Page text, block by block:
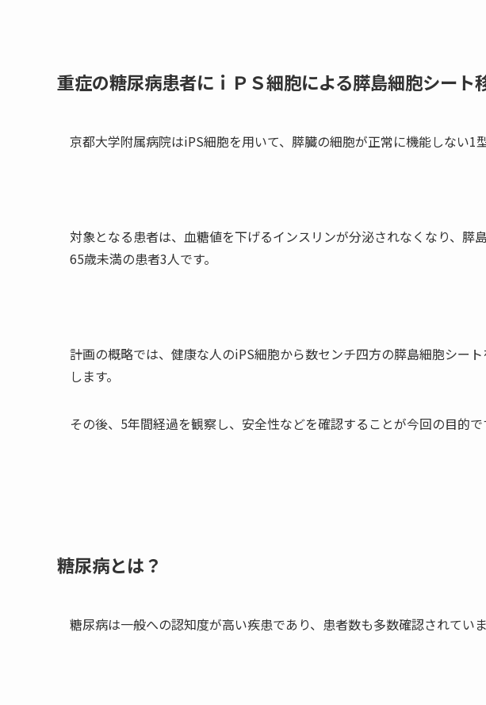
重症の糖尿病患者にｉＰＳ細胞による膵島細胞シート
京都大学附属病院はiPS細胞を用いて、膵臓の細胞が正常に機能しない1
対象となる患者は、血糖値を下げるインスリンが分泌されなくなり、膵
65歳未満の患者3人です。
計画の概略では、健康な人のiPS細胞から数センチ四方の膵島細胞シー
します。
その後、5年間経過を観察し、安全性などを確認することが今回の目的で
糖尿病とは？
糖尿病は一般への認知度が高い疾患であり、患者数も多数確認されていま